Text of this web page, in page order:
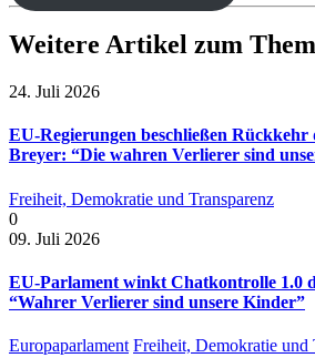
Weitere Artikel zum
24. Juli 2026
EU-Regierungen beschließen
Breyer: “Die wahren Verlierer sind
Freiheit, Demokratie und Transparenz
0
09. Juli 2026
EU-Parlament winkt Chatkontrolle 1.0
“Wahrer Verlierer sind unsere Kinder”
Europaparlament Freiheit, Demokratie und